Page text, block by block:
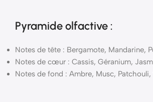
Pyramideolfactive :
Notes de tête : Bergamote, Mandarine,
Notes de cœur : Cassis, Géranium,
Notes de fond : Ambre, Musc, Patchouli,